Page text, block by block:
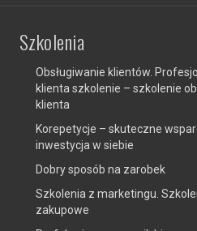
Szkolenia
Obsługiwanie klientów.
klienta szkolenie – szkolenie
klienta
Korepetycje – skuteczne
inwestycja w siebie
Dobry sposób na zarobek
Szkolenia z marketingu.
zakupowe